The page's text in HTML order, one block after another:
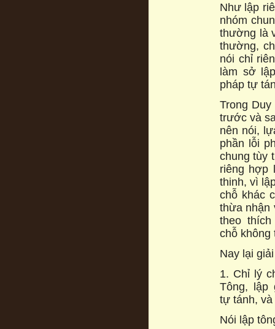
Như lập
nhóm
thường là
thường,
nói chỉ
làm sở
pháp tự
Trong
trước và
nên nói,
phần lỗi
chung tùy
riêng hợp
thinh, vì
chỗ khác
thừa nhận
theo
chỗ không
Nay lại
1. Chỉ lý
Tông, lập
tự tánh,
Nói lập